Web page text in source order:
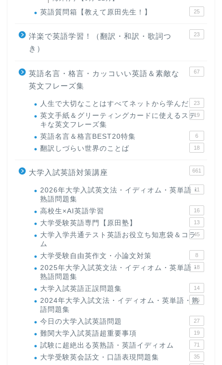
英語質問箱【教えて原田先生！】 25
洋楽で英語学習！（翻訳・和訳・歌詞つ
き）
23
英語名言・格言・カッコいい英語＆素敵な
英文フレーズ集
67
人生で大切なことはすべてネットから学んだ 23
英文手紙＆グリーティングカードに使えるステ
キな英文フレーズ集
19
英語名言＆格言BEST20特集 6
翻訳しづらい世界のことば 18
大学入試英語対策講座 661
2026年大学入試英文法・イディオム・英単語・
熟語問題集
11
高校生×AI英語学習 16
大学受験英語専門【原田塾】 13
大学入学共通テスト英語お役立ち知恵袋＆コラ
ム
45
大学受験自由英作文・小論文対策 8
2025年大学入試英文法・イディオム・英単語・
熟語問題集
18
大学入試英語正誤問題集 14
2024年大学入試文法・イディオム・英単語・熟
語問題集
15
今日の大学入試英語問題 27
難関大学入試英語超重要事項 19
試験に超絶出る英熟語・英語イディオム 71
大学受験英会話文・口語表現問題集 35